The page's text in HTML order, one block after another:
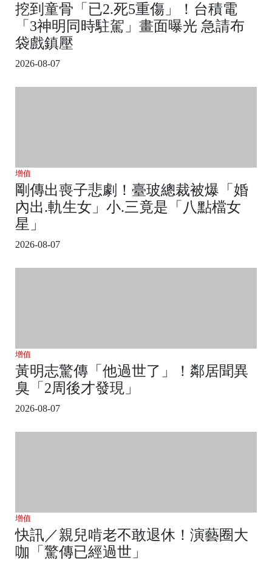
挖到童骨「已2.死5重傷」！台積電
「3神明同時駐駕」畫面曝光 急請布
袋戲鎮壓
2026-08-07
增值
剛傳出喪子悲劇！臺玻總裁被爆「婚
內出.軌生女」小.三竟是「八點檔女
星」
2026-08-07
增值
黃明志驚傳「他過世了」！鄰居聞異
臭「2周後才發現」
2026-08-07
增值
快訊／親兒啃老不敢退休！演藝圈大
咖「驚傳已經過世」